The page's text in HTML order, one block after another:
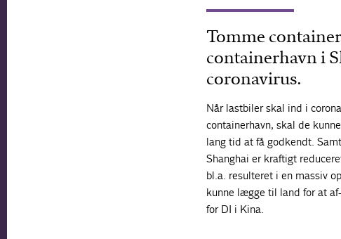
Tomme
containerhavn i
coronavirus.
Når lastbiler skal ind i
containerhavn, skal de
lang tid at få godkendt.
Shanghai er kraftigt
bl.a. resulteret i en massiv
kunne lægge til land for at
for DI i Kina.